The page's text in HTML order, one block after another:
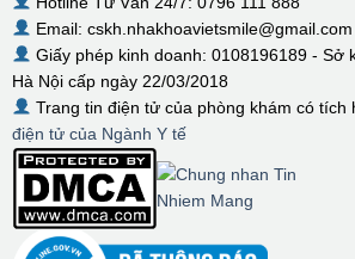
Email: cskh.nhakhoavietsmile@gmail.com
Giấy phép kinh doanh: 0108196189 - Sở
Hà Nội cấp ngày 22/03/2018
Trang tin điện tử của phòng khám có tích
điện tử của Ngành Y tế